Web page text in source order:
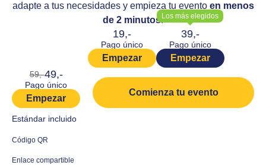
adapte a tus necesidades y empieza tu evento en menos
de 2 minutos!
19,-
Pago único
Empezar
Los más elegidos
39,-
Pago único
Empezar
59,-49,-
Pago único
Empezar
Comienza tu evento
Estándar incluido
Código QR
Enlace compartible